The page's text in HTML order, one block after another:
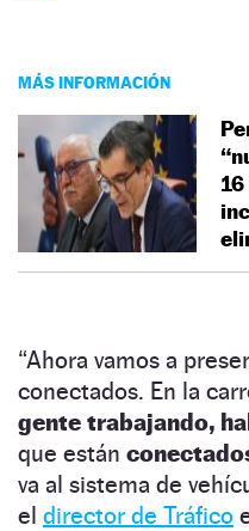
MÁS INFORMACIÓN
“Ahora vamos a
conectados. En la
gente trabajando,
que están
va al sistema de
el director de Tráfico